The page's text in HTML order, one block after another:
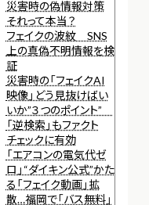
災害時の偽情報対策
それって本当？
フェイクの波紋 SNS
上の真偽不明情報を検
証
災害時の「フェイクAI
映像」どう見抜けばい
いか”３つのポイント”
「逆検索」もファクト
チェックに有効
「エアコンの電気代ゼ
ロ」“ダイキン公式”かた
る「フェイク動画」拡
散…福岡で「バス無料」